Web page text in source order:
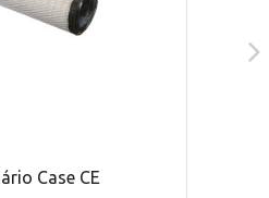
Case CE